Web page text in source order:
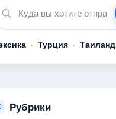
· Турция · Таиланд
Рубрики